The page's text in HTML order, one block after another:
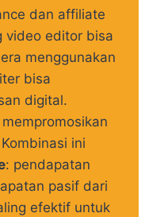
dan affiliate
video editor bisa
menggunakan
bisa
digital.
ini
: pendapatan
pasif dari
efektif untuk